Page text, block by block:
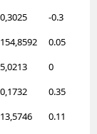
0,3025
-0.3
154,8592
0.05
5,0213
0
0,1732
0.35
13,5746
0.11